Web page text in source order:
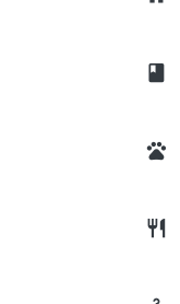
class
pets
restaurant